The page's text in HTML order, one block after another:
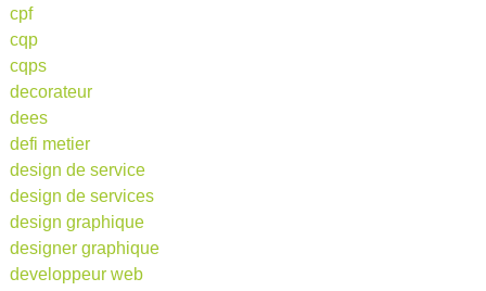
cpf
cqp
cqps
decorateur
dees
defi metier
design de service
design de services
design graphique
designer graphique
developpeur web